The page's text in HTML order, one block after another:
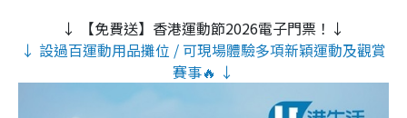
↓ 【免費送】香港運動節2026電子門票！↓
↓ 設過百運動用品攤位 / 可現場體驗多項新穎運動及觀賞
賽事🔥 ↓